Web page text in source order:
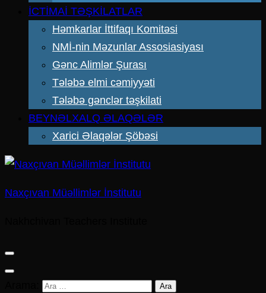
İCTİMAİ TƏŞKİLATLAR
Həmkarlar İttifaqı Komitəsi
NMİ-nin Məzunlar Assosiasiyası
Gənc Alimlər Şurası
Tələbə elmi cəmiyyəti
Tələbə gənclər təşkilati
BEYNƏLXALQ ƏLAQƏLƏR
Xarici Əlaqələr Şöbəsi
Naxçıvan Müəllimlər İnstitutu